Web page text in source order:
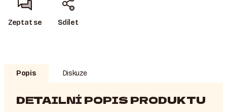
Zeptat se Sdílet
Popis Diskuze
DETAILNÍ POPIS PRODUKTU